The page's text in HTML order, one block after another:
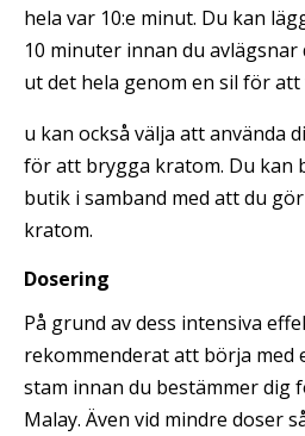
hela var 10:e minut. Du kan
10 minuter innan du
ut det hela genom en sil för
u kan också välja att använda
för att brygga kratom. Du kan
butik i samband med att du
kratom.
Dosering
På grund av dess intensiva
rekommenderat att börja med
stam innan du bestämmer dig
Malay. Även vid mindre doser